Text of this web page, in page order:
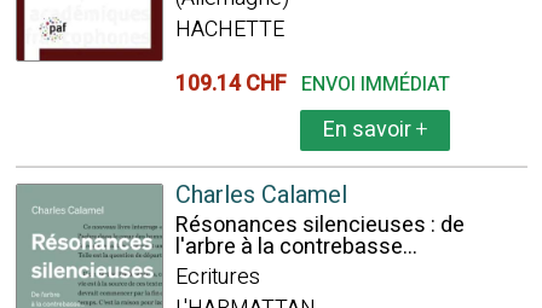
HACHETTE
109.14 CHF ENVOI IMMÉDIAT
En savoir+
Charles Calamel
Résonances silencieuses : de
l'arbre à la contrebasse...
Ecritures